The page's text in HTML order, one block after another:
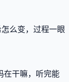
么变，过程一眼
在干嘛，听完能